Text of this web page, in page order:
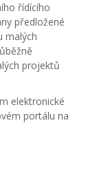
řídícího
předložené
malých
projektů
elektronické
portálu na